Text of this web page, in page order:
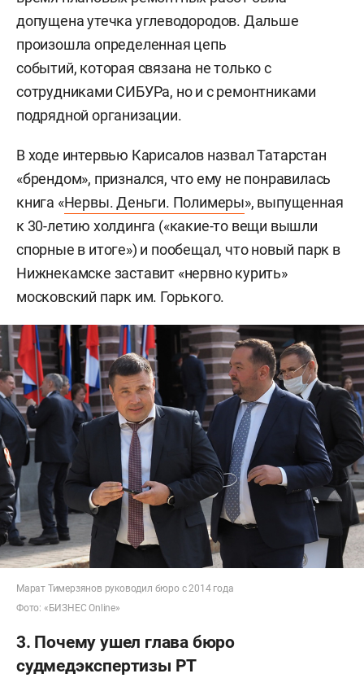
допущена утечка углеводородов. Дальше
произошла определенная цепь
событий, которая связана не только с
сотрудниками СИБУРа, но и с ремонтниками
подрядной организации.
В ходе интервью Карисалов назвал Татарстан
«брендом», признался, что ему не понравилась
книга «Нервы. Деньги. Полимеры», выпущенная
к 30-летию холдинга («какие-то вещи вышли
спорные в итоге») и пообещал, что новый парк в
Нижнекамске заставит «нервно курить»
московский парк им. Горького.
Марат Тимерзянов руководил бюро с 2014 года
Фото: «БИЗНЕС Online»
3. Почему ушел глава бюро
судмедэкспертизы РТ